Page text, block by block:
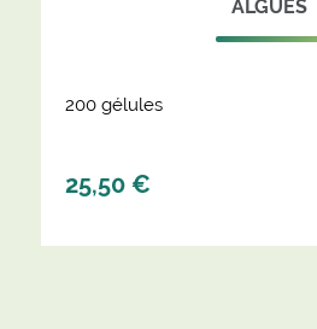
ALGUES
200 gélules
25,50 €